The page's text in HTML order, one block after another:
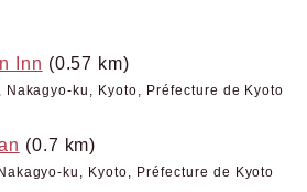
Inn (0.57 km)
Nakagyo-ku, Kyoto, Préfecture de Kyoto
(0.7 km)
ku, Kyoto, Préfecture de Kyoto